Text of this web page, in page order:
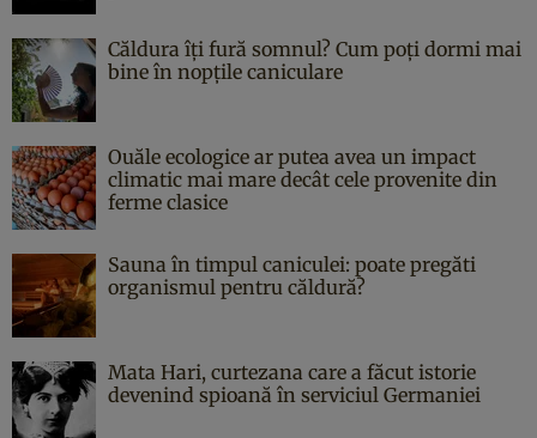
Căldura îți fură somnul? Cum poți dormi mai
bine în nopțile caniculare
Ouăle ecologice ar putea avea un impact
climatic mai mare decât cele provenite din
ferme clasice
Sauna în timpul caniculei: poate pregăti
organismul pentru căldură?
Mata Hari, curtezana care a făcut istorie
devenind spioană în serviciul Germaniei